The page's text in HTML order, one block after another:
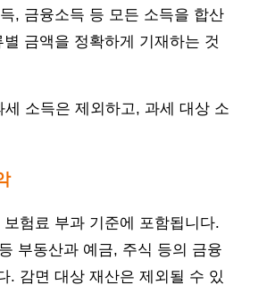
, 금융소득 등 모든 소득을 합산
금액을 정확하게 기재하는 것
세 소득은 제외하고, 과세 대상 소
험료 부과 기준에 포함됩니다.
부동산과 예금, 주식 등의 금융
. 감면 대상 재산은 제외될 수 있